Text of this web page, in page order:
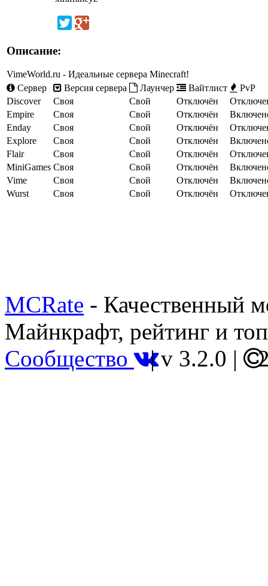
Описание:
VimeWorld.ru - Идеальные сервера Minecraft!
Сервер
Версия сервера Лаунчер Вайтлист
PvP
Discover
Своя Свой Отключён
Empire
Своя Свой Отключён
Enday
Своя Свой Отключён
Explore
Своя Свой Отключён
Flair
Своя Свой Отключён
MiniGames Своя Свой Отключён
Vime
Своя Свой Отключён
Wurst
Своя Свой Отключён
MCRate - Качественный
Майнкрафт, рейтинг и
Сообщество |v 3.2.0 |